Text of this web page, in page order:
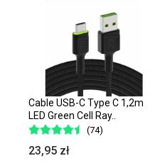
Cable USB-C Type C 1,2m
LED Green Cell Ray..
(74)
23,95 zł